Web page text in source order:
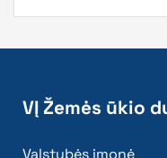
VĮ Žemės ūkio
Valstybės įmonė